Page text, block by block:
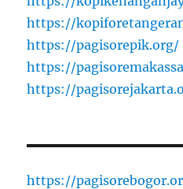
https://
https://pagisorepik.org/
https://
https://
https://